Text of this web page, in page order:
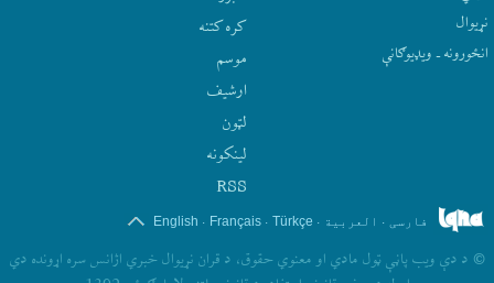
نړيوال
انځورونه ـ ویډیوګانې
کره کتنه
موسم
ارشيف
لټون
لينکونه
RSS
فارسی . العربیة .
Türkçe
.
Français
.
English
© د دې ويب پاڼې ټول مادي او معنوي حقوق، د قران نړيوال خبري اژانس سره اړونده دي